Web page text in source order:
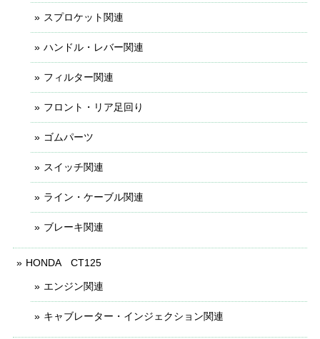
スプロケット関連
ハンドル・レバー関連
フィルター関連
フロント・リア足回り
ゴムパーツ
スイッチ関連
ライン・ケーブル関連
ブレーキ関連
HONDA CT125
エンジン関連
キャブレーター・インジェクション関連